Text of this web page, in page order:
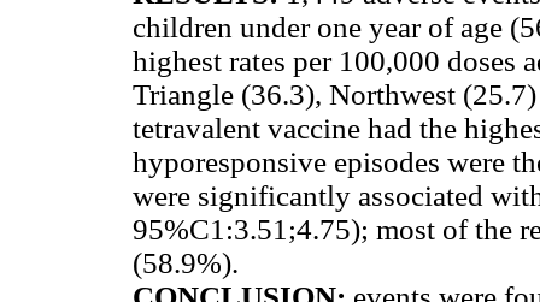
children under one year of age
highest rates per 100,000 doses
Triangle (36.3), Northwest
tetravalent vaccine had the
hyporesponsive episodes were
were significantly associated
95%C1:3.51;4.75); most of the
(58.9%).